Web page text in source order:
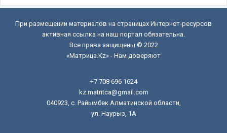
При размещении материалов на страницах Интернет-ресурсов
активная ссылка на наш портал обязательна.
Все права защищены © 2022
«Матрица.Kz» - Нам доверяют
+7 708 696 1624
kz.matritca@gmail.com
040923, с. Райымбек Алматинской области,
ул. Наурыз, 1А